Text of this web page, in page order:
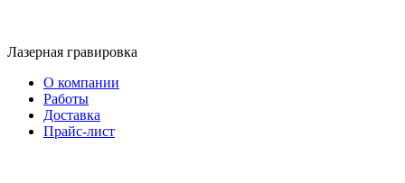
Лазерная гравировка
О компании
Работы
Доставка
Прайс-лист